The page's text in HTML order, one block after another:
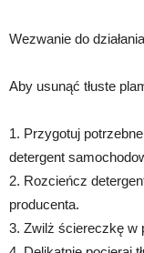
Wezwanie do
Aby usunąć tłuste
1. Przygotuj
detergent
2. Rozcieńcz
producenta.
3. Zwilż ściereczkę w